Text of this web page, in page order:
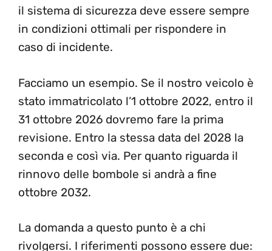
il sistema di sicurezza deve essere sempre
in condizioni ottimali per rispondere in
caso di incidente.
Facciamo un esempio. Se il nostro veicolo è
stato immatricolato l’1 ottobre 2022, entro il
31 ottobre 2026 dovremo fare la prima
revisione. Entro la stessa data del 2028 la
seconda e così via. Per quanto riguarda il
rinnovo delle bombole si andrà a fine
ottobre 2032.
La domanda a questo punto è a chi
rivolgersi. I riferimenti possono essere due: